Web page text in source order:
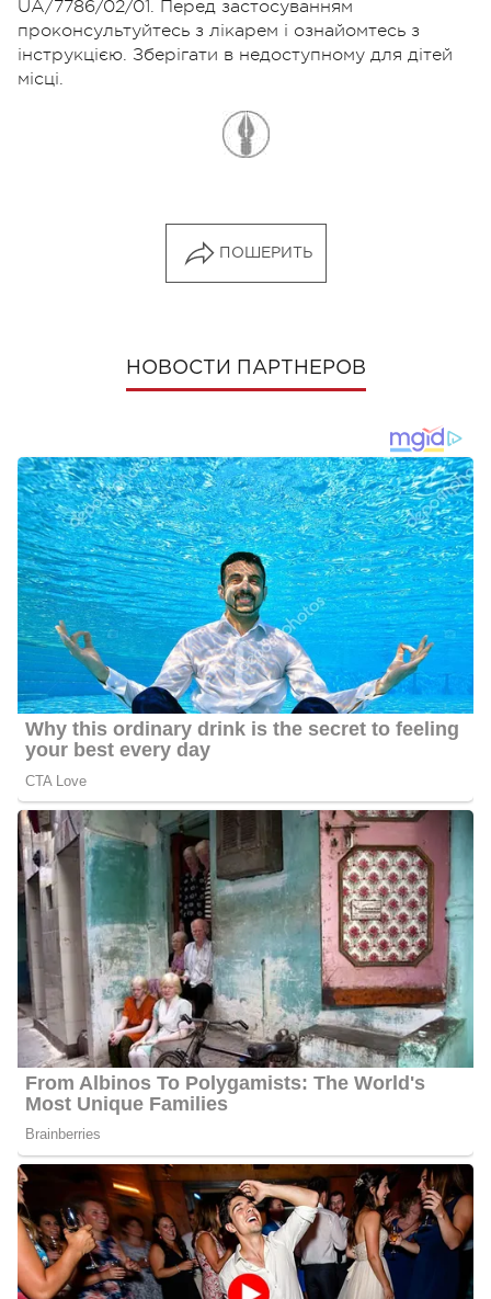
UA/7786/02/01. Перед застосуванням
проконсультуйтесь з лiкарем i ознайомтесь з
iнструкцiєю. Зберігати в недоступному для дітей
місці.
ПОШЕРИТЬ
НОВОСТИ ПАРТНЕРОВ